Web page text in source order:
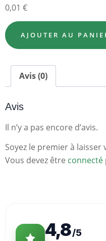
0,01 €
AJOUTER AU
Avis (0)
Avis
Il n’y a pas encore d’avis.
Soyez le premier à laisser
Vous devez être connecté
4,8/5